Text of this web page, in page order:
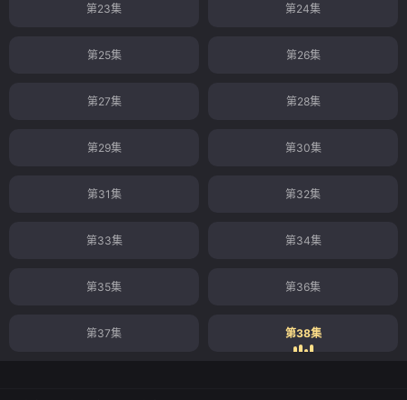
第23集 第24集
第25集 第26集
第27集 第28集
第29集 第30集
第31集 第32集
第33集 第34集
第35集 第36集
第37集 第38集